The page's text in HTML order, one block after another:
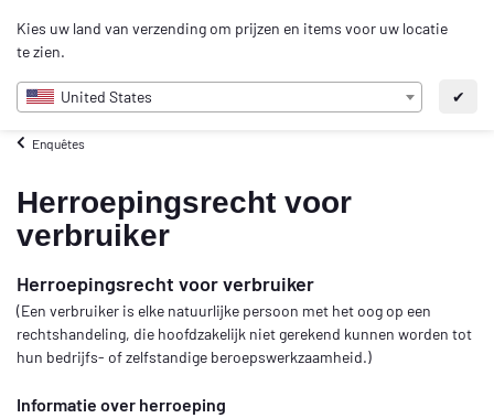
Kies uw land van verzending om prijzen en items voor uw locatie
te zien.
United States ✔
NL
Enquêtes
Herroepingsrecht voor
verbruiker
Herroepingsrecht voor verbruiker
(Een verbruiker is elke natuurlijke persoon met het oog op een
rechtshandeling, die hoofdzakelijk niet gerekend kunnen worden tot
hun bedrijfs- of zelfstandige beroepswerkzaamheid.)
Informatie over herroeping